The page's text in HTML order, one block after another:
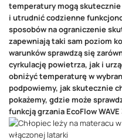
temperatury mogą
i utrudnić codzienne
sposobów na ograniczenie
zapewniają taki sam poziom
warunków sprawdzą się
cyrkulację powietrza, jak i
obniżyć temperaturę w
podpowiemy, jak skutecznie
pokażemy, gdzie może
funkcją grzania EcoFlow WAVE